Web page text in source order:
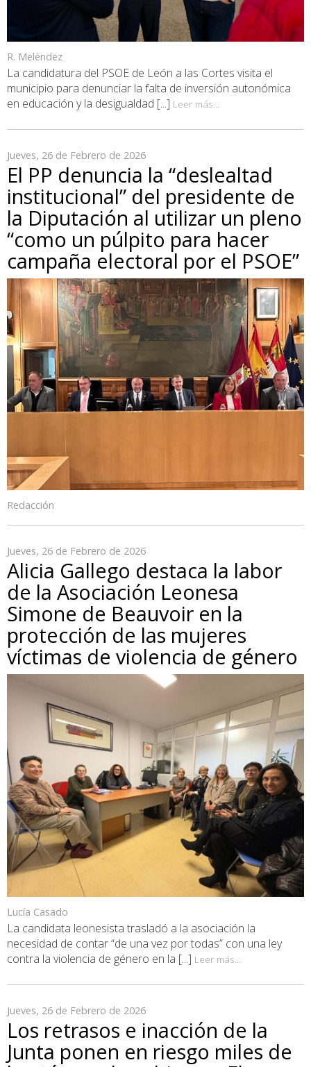
R. Meléndez
La candidatura del PSOE de León a las Cortes visita el
municipio para denunciar la falta de inversión autonómica
en educación y la desigualdad [...] Leer más...
Jueves, 26 de Febrero de 2026
El PP denuncia la “deslealtad
institucional” del presidente de
la Diputación al utilizar un pleno
“como un púlpito para hacer
campaña electoral por el PSOE”
Redacción
Jueves, 26 de Febrero de 2026
Alicia Gallego destaca la labor
de la Asociación Leonesa
Simone de Beauvoir en la
protección de las mujeres
víctimas de violencia de género
Lucía Casado
La candidata leonesista trasladó a la asociación la
necesidad de contar “de una vez por todas” con una ley
contra la violencia de género en la [...] Leer más...
Jueves, 26 de Febrero de 2026
Los retrasos e inacción de la
Junta ponen en riesgo miles de